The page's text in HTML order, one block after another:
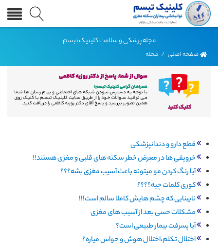
مجله پزشکی و سلامت کلینیک تبسم
صفحه اصلی / مجله
قطع دارو و دندانپزشکی
خروپفی ها در معرض خطر سکته های قلبی و مغزی هستند!!
آیا رنگ کردن مو میتونه باعث آسیب مغزی بشه؟؟؟
کوری کلمات چیه؟؟؟؟
نابینایی که چشم هایش کاملا سالم است!!!
مشکلات حسی بعد از آسیب های مغزی
آیا پسرفت بیمار طبیعی است؟
اختلال تکلم،اختلال هوش و حواس میاره؟